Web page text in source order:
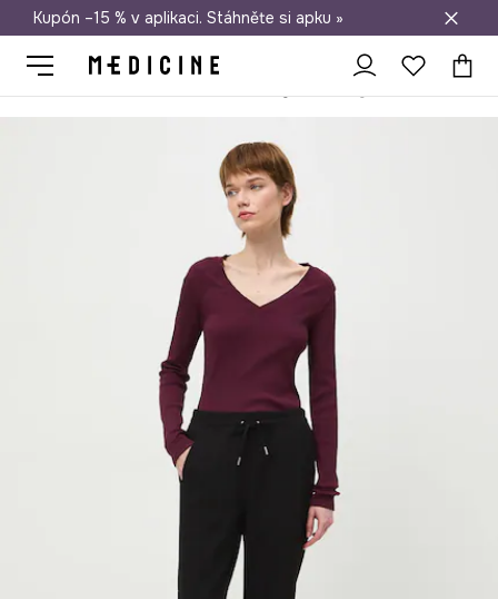
Doprava zdarma při nákupu nad 1 200 Kč
Kupón –15 % v aplikaci. Stáhněte si apku »